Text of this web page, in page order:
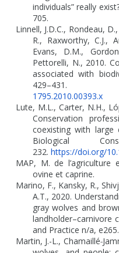
individuals” really
705.
Linnell, J.D.C., Rondeau,
R., Raxworthy, C.J.,
Evans, D.M.,
Pettorelli, N., 2010.
associated with
429–431.
1795.2010.00393.x
Lute, M.L., Carter, N.H.,
Conservation
coexisting with
Biological
232. https://doi.org/
MAP, M. de
ovine et caprine.
Marino, F., Kansky, R.,
A.T., 2020.
gray wolves and
landholder–carnivore
and Practice n/a, e265.
Martin, J.-L., Chamaillé‐